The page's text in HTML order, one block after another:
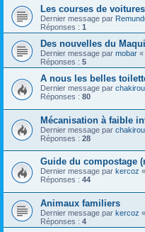
Les courses de
Dernier message par
Réponses : 1
Des nouvelles du
Dernier message par mobar «
Réponses : 5
A nous les belles
Dernier message par
Réponses : 80
Mécanisation à faible
Dernier message par
Réponses : 28
Guide du compostage
Dernier message par kercoz «
Réponses : 44
Animaux familiers
Dernier message par kercoz «
Réponses : 4